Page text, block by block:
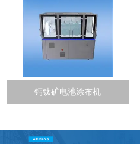
钙钛矿电池涂布机